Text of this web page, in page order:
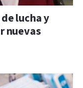
lucha y
nuevas